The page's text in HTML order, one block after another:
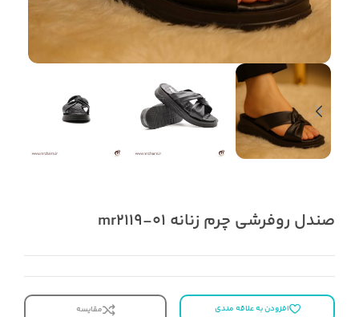
صندل روفرشی چرم زنانه mr2119-01
افزودن به علاقه مندی مقایسه